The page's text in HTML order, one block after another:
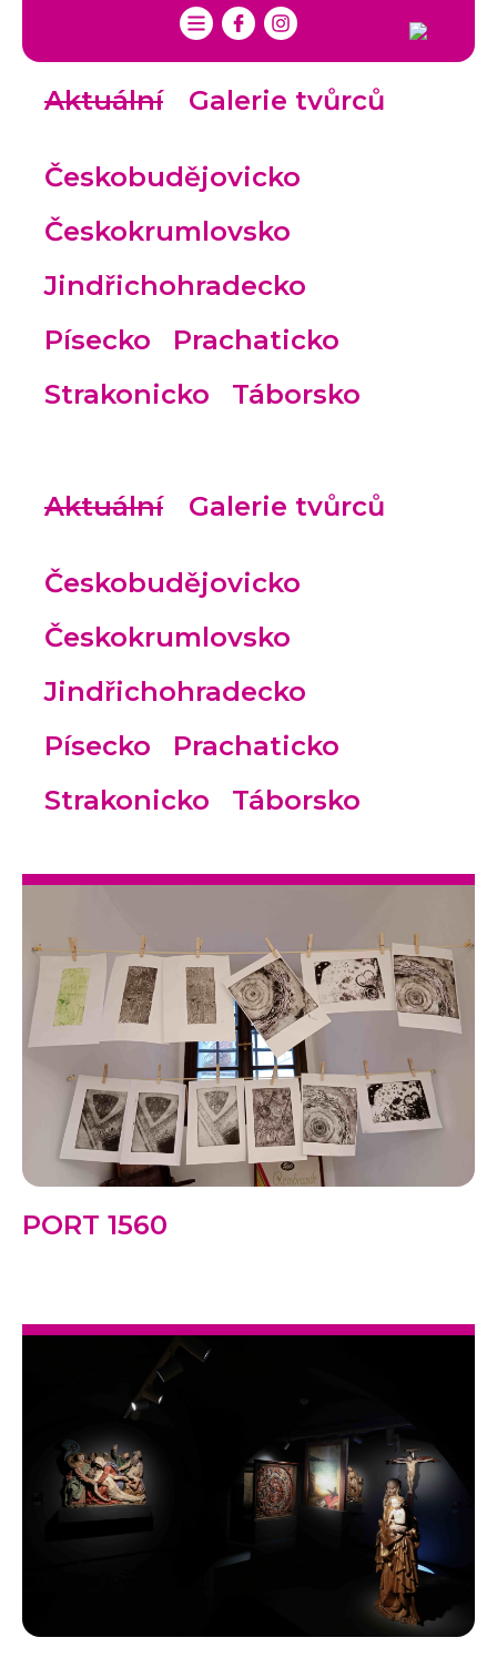
Aktuální Galerie tvůrců
Českobudějovicko
Českokrumlovsko
Jindřichohradecko
Písecko
Prachaticko
Strakonicko
Táborsko
Aktuální Galerie tvůrců
Českobudějovicko
Českokrumlovsko
Jindřichohradecko
Písecko
Prachaticko
Strakonicko
Táborsko
PORT 1560